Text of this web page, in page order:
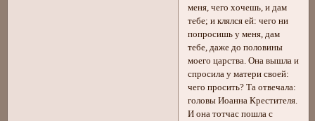
меня, чего хочешь, и дам
тебе; и клялся ей: чего ни
попросишь у меня, дам
тебе, даже до половины
моего царства. Она вышла и
спросила у матери своей:
чего просить? Та отвечала:
головы Иоанна Крестителя.
И она тотчас пошла с